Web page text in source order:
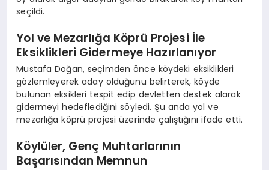
seçildi.
Yol ve Mezarlığa Köprü Projesi İle
Eksiklikleri Gidermeye Hazırlanıyor
Mustafa Doğan, seçimden önce köydeki eksiklikleri
gözlemleyerek aday olduğunu belirterek, köyde
bulunan eksikleri tespit edip devletten destek alarak
gidermeyi hedeflediğini söyledi. Şu anda yol ve
mezarlığa köprü projesi üzerinde çalıştığını ifade etti.
Köylüler, Genç Muhtarlarının
Başarısından Memnun